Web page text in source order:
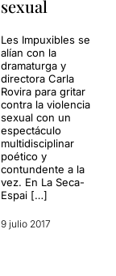
sexual
Les Impuxibles se
alían con la
dramaturga y
directora Carla
Rovira para gritar
contra la violencia
sexual con un
espectáculo
multidisciplinar
poético y
contundente a la
vez. En La Seca-
Espai […]
9 julio 2017